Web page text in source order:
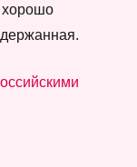
хорошо